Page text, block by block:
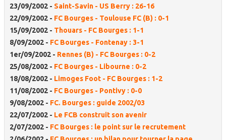
23/09/2002 - Saint-Savin - US Berry : 26-16
22/09/2002 - FC Bourges - Toulouse FC (B) : 0-1
15/09/2002 - Thouars - FC Bourges : 1-1
8/09/2002 - FC Bourges - Fontenay : 3-1
1er/09/2002 - Rennes (B) - FC Bourges : 0-2
25/08/2002 - FC Bourges - Libourne : 0-2
18/08/2002 - Limoges Foot - FC Bourges : 1-2
11/08/2002 - FC Bourges - Pontivy : 0-0
9/08/2002 - FC. Bourges : guide 2002/03
22/07/2002 - Le FCB construit son avenir
2/07/2002 - FC Bourges : le point sur le recrutement